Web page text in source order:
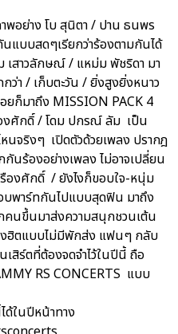
อย่าง โบ สุนิตา / ปาน ธนพร
แบบสดๆเรียกว่าร้องตามกันได้
สาวลักษณ์ / แหม่ม พัชริดา มา
ว่า / เก็บตะวัน / ยิ่งสูงยิ่งหนาว
ยก็มาถึง MISSION PACK 4
งศักดิ์ / โดม ปกรณ์ ลัม เป็น
หนจริงๆ เปิดตัวด้วยเพลง ปรากฎ
นร้องอย่างเพลง ไม่อาจเปลี่ยน
รืองศักดิ์ / ยังไงก็ขอบใจ-หนุ่ม
พาร์ทกันไปแบบสุดฟิน มาถึง
นขึ้นมาส่งความสนุกชวนเต้น
งฮิตแบบไม่มีพักส่ง แฟนๆ กลับ
สิร์ตที่ต้องจดจำไว้ในปีนี้ ถือ
RS CONCERTS แบบ
ด้ในปีหน้าทาง